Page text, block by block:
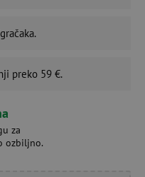
preko 59 €.
za
ozbiljno.